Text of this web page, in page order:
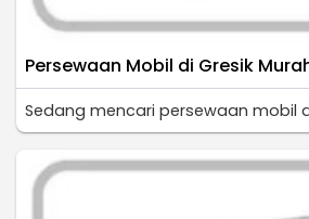
Persewaan Mobil di Gresik
Sedang mencari persewaan mobil